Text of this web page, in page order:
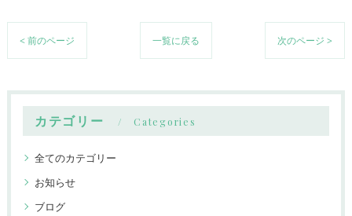
< 前のページ 一覧に戻る 次のページ >
カテゴリー Categories
全てのカテゴリー
お知らせ
ブログ